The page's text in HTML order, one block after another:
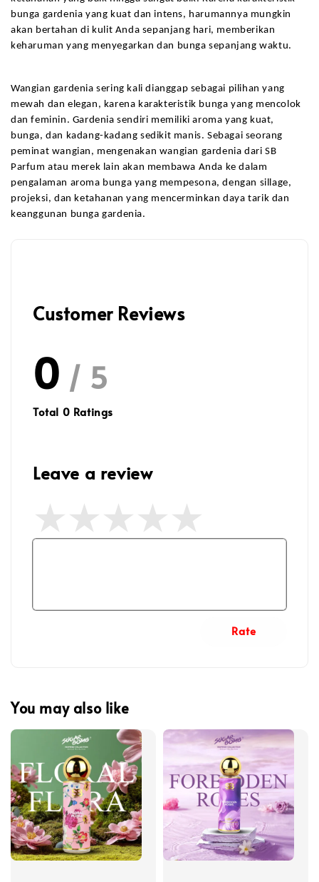
bunga gardenia yang kuat dan intens, harumannya mungkin
akan bertahan di kulit Anda sepanjang hari, memberikan
keharuman yang menyegarkan dan bunga sepanjang waktu.
Wangian gardenia sering kali dianggap sebagai pilihan yang
mewah dan elegan, karena karakteristik bunga yang mencolok
dan feminin. Gardenia sendiri memiliki aroma yang kuat,
bunga, dan kadang-kadang sedikit manis. Sebagai seorang
peminat wangian, mengenakan wangian gardenia dari SB
Parfum atau merek lain akan membawa Anda ke dalam
pengalaman aroma bunga yang mempesona, dengan sillage,
projeksi, dan ketahanan yang mencerminkan daya tarik dan
keanggunan bunga gardenia.
Customer Reviews
0 / 5
Total 0 Ratings
Leave a review
Rate
You may also like